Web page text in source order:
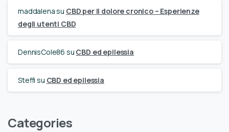
maddalenasu CBD per il dolore cronico – Esperienze
degli utenti CBD
DennisCole86 su CBD ed epilessia
Steffi su CBD ed epilessia
Categories